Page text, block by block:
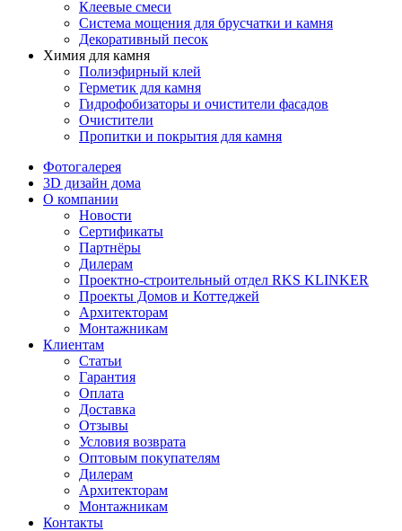
Клеевые смеси
Система мощения для брусчатки и камня
Декоративный песок
Химия для камня
Полиэфирный клей
Герметик для камня
Гидрофобизаторы и очистители фасадов
Очистители
Пропитки и покрытия для камня
Фотогалерея
3D дизайн дома
О компании
Новости
Сертификаты
Партнёры
Дилерам
Проектно-строительный отдел RKS KLINKER
Проекты Домов и Коттеджей
Архитекторам
Монтажникам
Клиентам
Статьи
Гарантия
Оплата
Доставка
Отзывы
Условия возврата
Оптовым покупателям
Дилерам
Архитекторам
Монтажникам
Контакты